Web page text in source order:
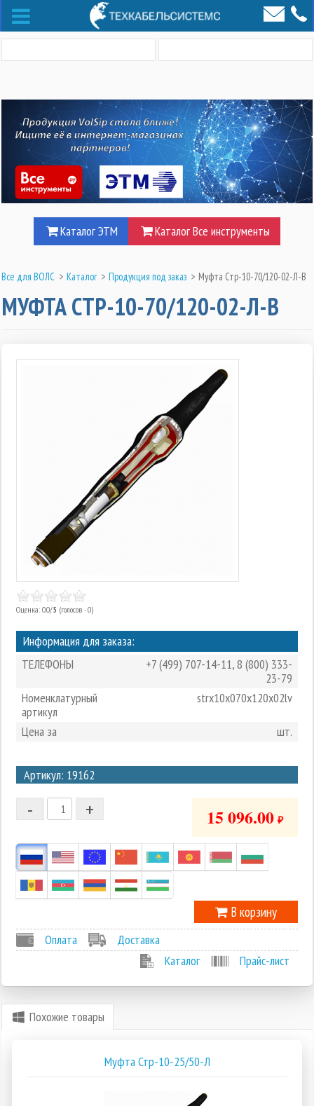
Каталог ЭТМ Каталог Все инструменты
Все для ВОЛС > Каталог > Продукция под заказ > Муфта Стр-10-70/120-02-Л-В
МУФТА СТР-10-70/120-02-Л-В
Оценка: 0.0/5 (голосов - 0)
Информация для заказа:
ТЕЛЕФОНЫ
+7 (499) 707-14-11,8 (800) 333-
23-79
Номенклатурный
артикул
strx10x070x120x02lv
Цена за шт.
Артикул: 19162
2
1
-1
+
- 15 096.00 ₽
В корзину
Оплата
Доставка
Каталог
Прайс-лист
Похожие товары
Муфта Стр-10-25/50-Л